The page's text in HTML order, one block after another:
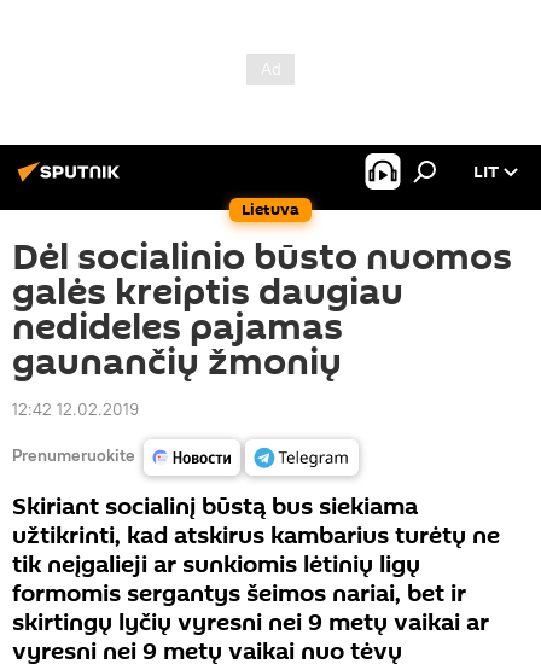
Lietuva
LIT
Dėl socialinio būsto nuomos
galės kreiptis daugiau
nedideles pajamas
gaunančių žmonių
12:42 12.02.2019
Prenumeruokite
Skiriant socialinį būstą bus siekiama
užtikrinti, kad atskirus kambarius turėtų ne
tik neįgalieji ar sunkiomis lėtinių ligų
formomis sergantys šeimos nariai, bet ir
skirtingų lyčių vyresni nei 9 metų vaikai ar
vyresni nei 9 metų vaikai nuo tėvų